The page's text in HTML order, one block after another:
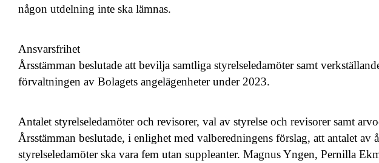
någon utdelning inte ska lämnas.
Ansvarsfrihet
Årsstämman beslutade att bevilja samtliga styrelseledamöter samt
förvaltningen av Bolagets angelägenheter under 2023.
Antalet styrelseledamöter och revisorer, val av styrelse och revisorer samt
Årsstämman beslutade, i enlighet med valberedningens förslag, att antalet av
styrelseledamöter ska vara fem utan suppleanter. Magnus Yngen, Pernilla